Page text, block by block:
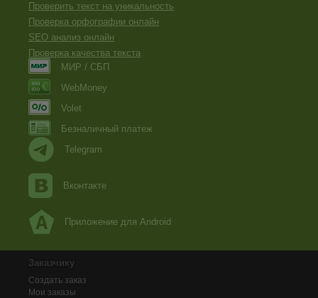
Проверить текст на уникальность
Проверка орфографии онлайн
SEO анализ онлайн
Проверка качества текста
МИР / СБП
WebMoney
Volet
Безналичный платеж
Telegram
Вконтакте
Приложение для Android
Заказчику
Создать заказ
Мои заказы